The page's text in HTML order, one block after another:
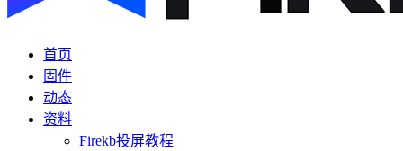
首页
固件
动态
资料
Firekb投屏教程